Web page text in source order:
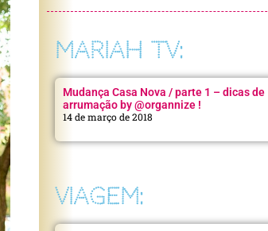
MARIAH TV:
Mudança Casa Nova / parte 1 – dicas de
arrumação by @organnize !
14 de março de 2018
VIAGEM: